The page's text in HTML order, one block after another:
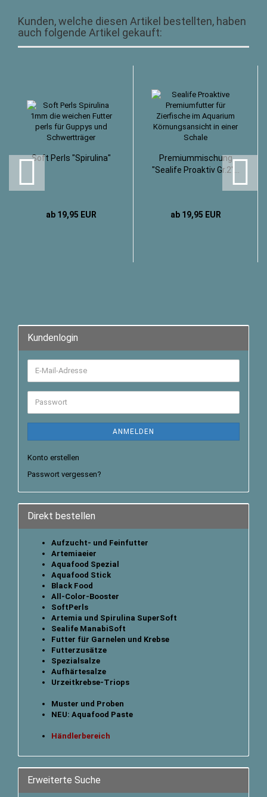
Kunden, welche diesen Artikel bestellten, haben
auch folgende Artikel gekauft:
Soft Perls "Spirulina"
ab 19,95 EUR
Premiummischung
"Sealife Proaktiv Gr.2"...
ab 19,95 EUR
Kundenlogin
ANMELDEN
Konto erstellen
Passwort vergessen?
Direkt bestellen
Aufzucht- und Feinfutter
Artemiaeier
Aquafood Spezial
Aquafood Stick
Black Food
All-Color-Booster
SoftPerls
Artemia und Spirulina SuperSoft
Sealife ManabiSoft
Futter für Garnelen und Krebse
Futterzusätze
Spezialsalze
Aufhärtesalze
Urzeitkrebse-Triops
Muster und Proben
NEU: Aquafood Paste
Händlerbereich
Erweiterte Suche